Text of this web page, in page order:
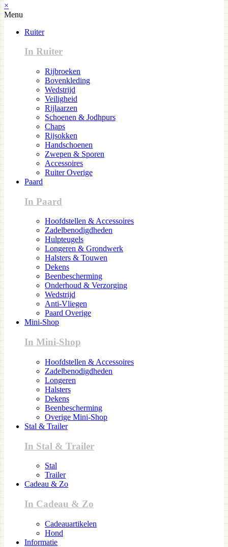
×
Menu
Ruiter
In Ruiter
Rijbroeken
Bovenkleding
Wedstrijd
Veiligheid
Rijlaarzen
Schoenen & Jodhpurs
Chaps
Rijsokken
Handschoenen
Zwepen & Sporen
Accessoires
Ruiter Overige
Paard
In Paard
Hoofdstellen & Accessoires
Zadelbenodigdheden
Hulpteugels
Longeren & Grondwerk
Halsters & Touwen
Dekens
Beenbescherming
Onderhoud & Verzorging
Wedstrijd
Anti-Vliegen
Paard Overige
Mini-Shop
In Mini-Shop
Hoofdstellen & Accessoires
Zadelbenodigdheden
Longeren
Halsters
Dekens
Beenbescherming
Overige Mini-Shop
Stal & Trailer
In Stal & Trailer
Stal
Trailer
Cadeau & Zo
In Cadeau & Zo
Cadeauartikelen
Hond
Informatie